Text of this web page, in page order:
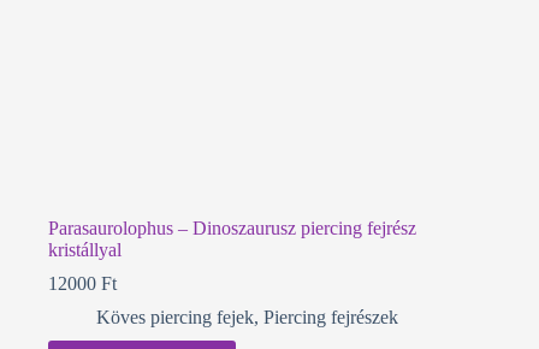
Parasaurolophus – Dinoszaurusz piercing fejrész
kristállyal
12000 Ft
Köves piercing fejek, Piercing fejrészek